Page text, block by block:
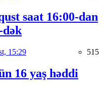
saat 16:00-dan
dək
15:29 515
16 yaş həddi